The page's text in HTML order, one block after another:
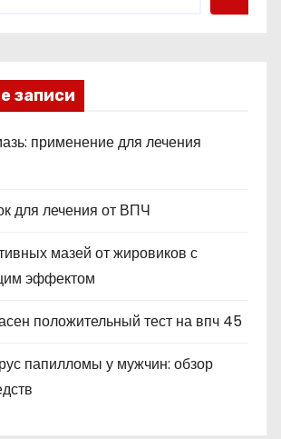
записи
применение для лечения
для лечения от ВПЧ
мазей от жировиков с
эффектом
положительный тест на впч 45
папилломы у мужчин: обзор